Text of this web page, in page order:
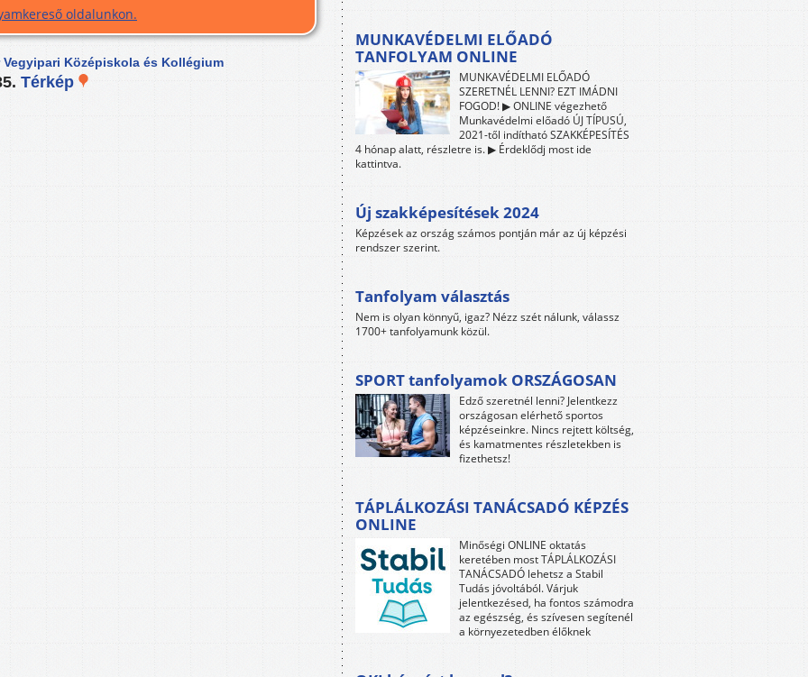
oldalunkon.
Középiskola és Kollégium
Térkép
MUNKAVÉDELMI ELŐADÓ
TANFOLYAM ONLINE
MUNKAVÉDELMI ELŐADÓ
SZERETNÉL LENNI? EZT IMÁDNI
FOGOD! ▶ ONLINE végezhető
Munkavédelmi előadó ÚJ TÍPUSÚ,
2021-től indítható SZAKKÉPESÍTÉS
4 hónap alatt, részletre is. ▶ Érdeklődj most ide
kattintva.
Új szakképesítések 2024
Képzések az ország számos pontján már az új képzési
rendszer szerint.
Tanfolyam választás
Nem is olyan könnyű, igaz? Nézz szét nálunk, válassz
1700+ tanfolyamunk közül.
SPORT tanfolyamok ORSZÁGOSAN
Edző szeretnél lenni? Jelentkezz
országosan elérhető sportos
képzéseinkre. Nincs rejtett költség,
és kamatmentes részletekben is
fizethetsz!
TÁPLÁLKOZÁSI TANÁCSADÓ KÉPZÉS
ONLINE
Minőségi ONLINE oktatás
keretében most TÁPLÁLKOZÁSI
TANÁCSADÓ lehetsz a Stabil
Tudás jóvoltából. Várjuk
jelentkezésed, ha fontos számodra
az egészség, és szívesen segítenél
a környezetedben élőknek